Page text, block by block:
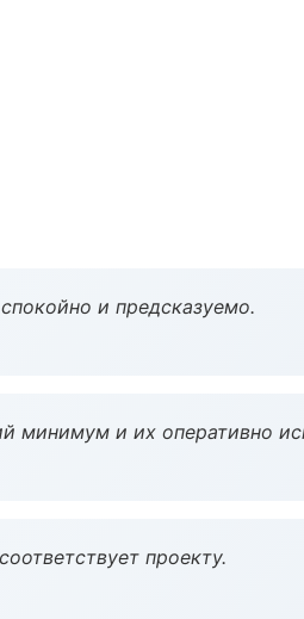
и предсказуемо.
минимум и их оперативно
проекту.